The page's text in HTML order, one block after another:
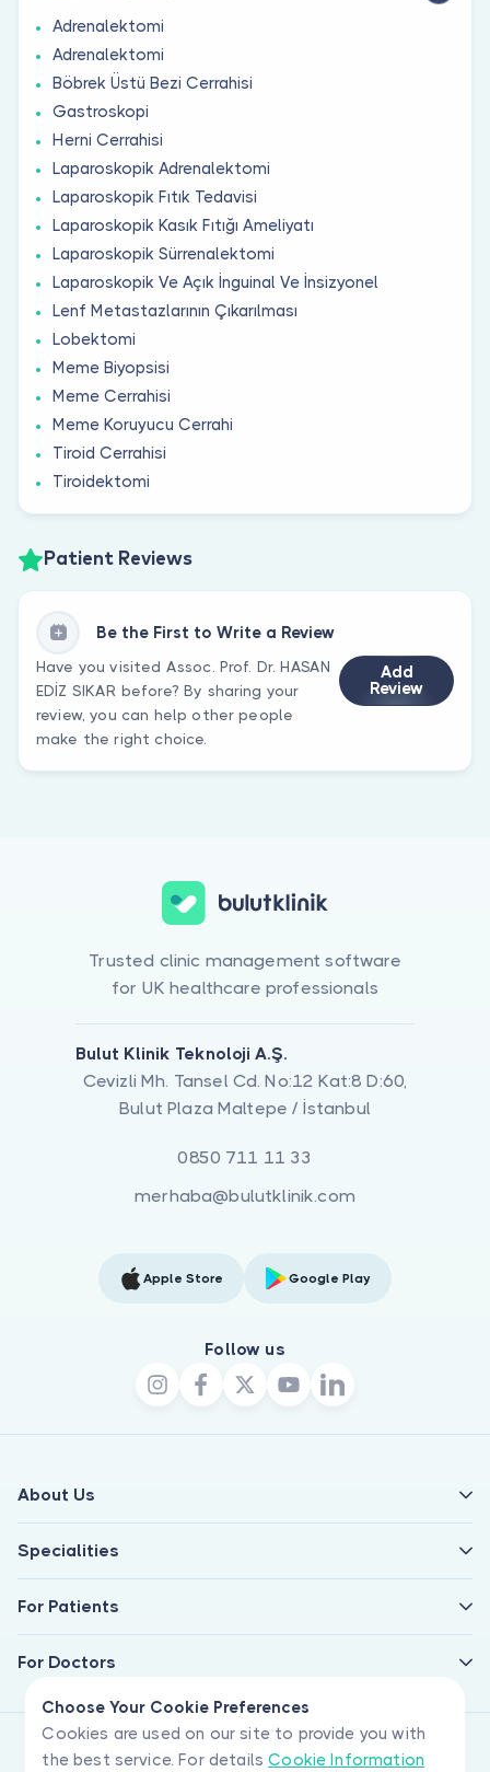
Adrenalektomi
Adrenalektomi
Böbrek Üstü Bezi Cerrahisi
Gastroskopi
Herni Cerrahisi
Laparoskopik Adrenalektomi
Laparoskopik Fıtık Tedavisi
Laparoskopik Kasık Fıtığı Ameliyatı
Laparoskopik Sürrenalektomi
Laparoskopik Ve Açık İnguinal Ve İnsizyonel
Lenf Metastazlarının Çıkarılması
Lobektomi
Meme Biyopsisi
Meme Cerrahisi
Meme Koruyucu Cerrahi
Tiroid Cerrahisi
Tiroidektomi
Patient Reviews
Be the First to Write a Review
Have you visited Assoc. Prof. Dr. HASAN
EDİZ SIKAR before? By sharing your
review, you can help other people
make the right choice.
Add
Review
Choose Your Cookie Preferences
Cookies are used on our site to provide you with
the best service. For detailsCookie Information
Trusted clinic management software
for UK healthcare professionals
Bulut Klinik Teknoloji A.Ş.
Cevizli Mh. Tansel Cd. No:12 Kat:8 D:60,
Bulut Plaza Maltepe / İstanbul
0850 711 11 33
merhaba@bulutklinik.com
Apple Store Google Play
Follow us
About Us
Specialities
For Patients
For Doctors